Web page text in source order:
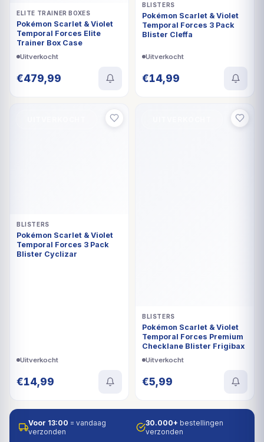
ELITE TRAINER BOXES
Pokémon Scarlet & Violet
Temporal Forces Elite
Trainer Box Case
Uitverkocht
€479,99
BLISTERS
Pokémon Scarlet & Violet
Temporal Forces 3 Pack
Blister Cleffa
Uitverkocht
€14,99
BLISTERS
Pokémon Scarlet & Violet
Temporal Forces 3 Pack
Blister Cyclizar
Uitverkocht
€14,99
BLISTERS
Pokémon Scarlet & Violet
Temporal Forces Premium
Checklane Blister Frigibax
Uitverkocht
€5,99
Voor 13:00 = vandaag
verzonden
30.000+ bestellingen
verzonden